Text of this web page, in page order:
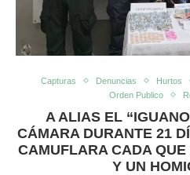
Capturas Denuncias Hurtos
Orden Publico
A ALIAS EL
CÁMARA DURANTE 21
CAMUFLARA CADA
Y UN